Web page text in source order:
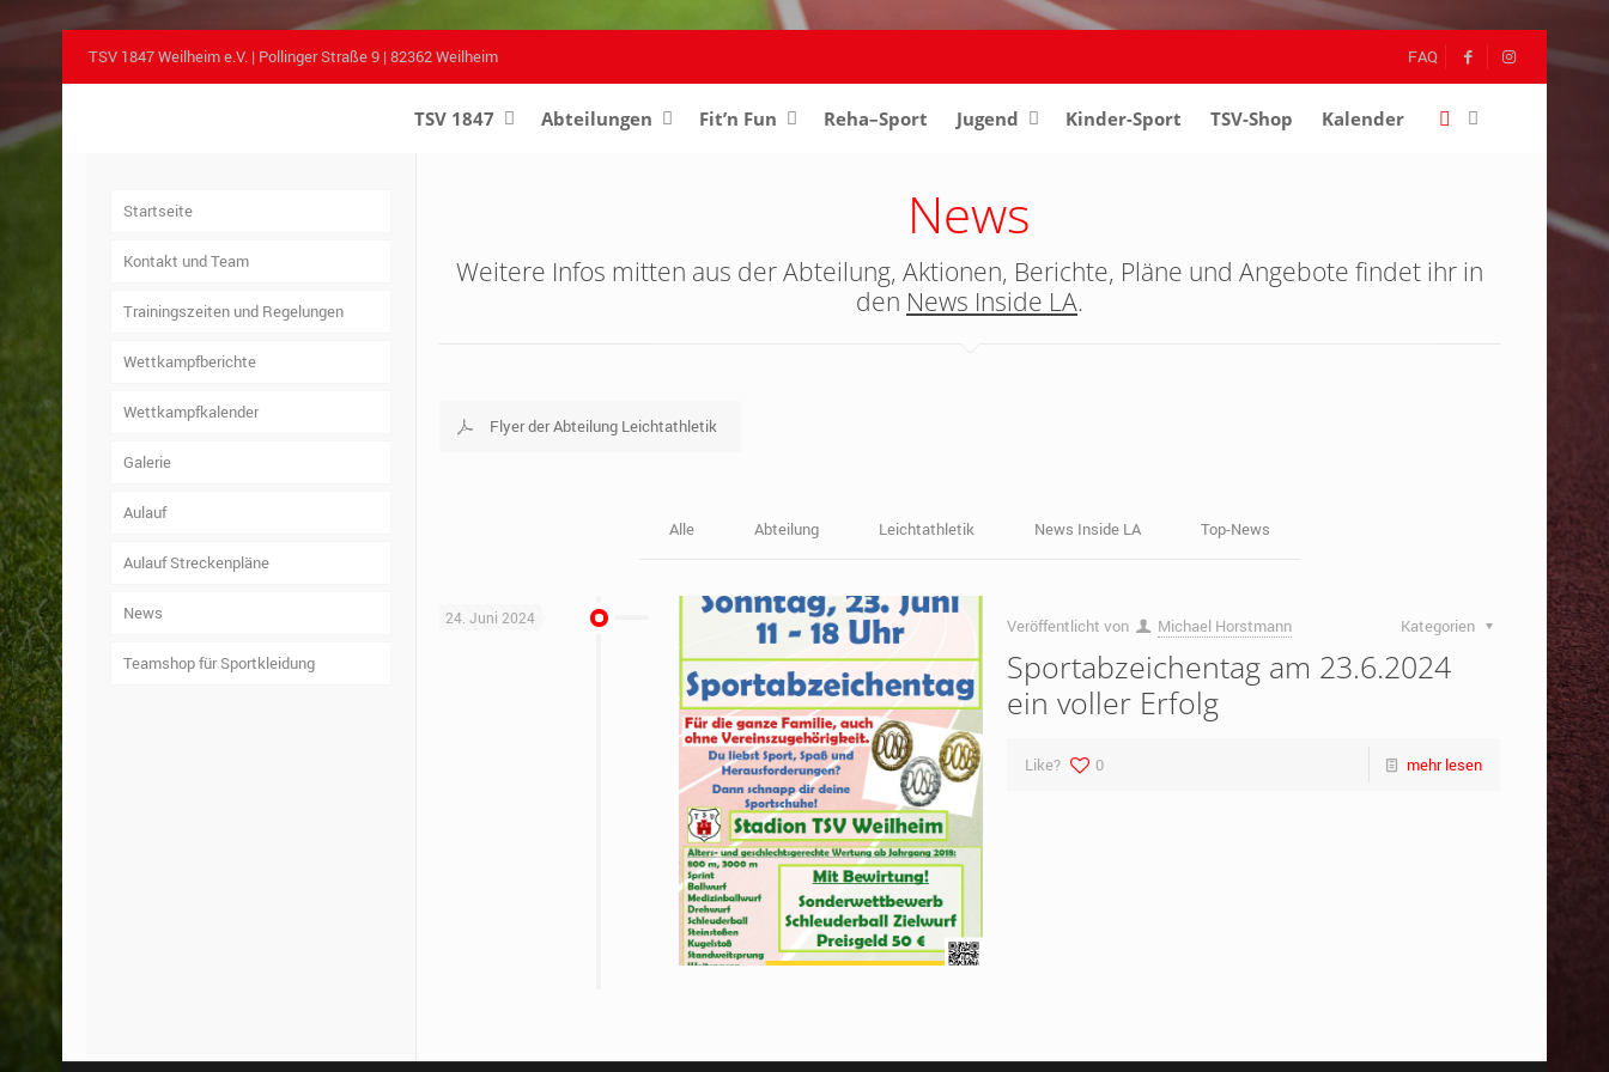
TSV 1847 Weilheim e.V. | Pollinger Straße 9 | 82362 Weilheim FAQ
TSV 1847 Abteilungen Fit’n Fun Reha–Sport Jugend Kinder-Sport TSV-Shop Kalender–
News
Weitere Infos mitten aus der Abteilung, Aktionen, Berichte, Pläne und Angebote findet ihr in
den News Inside LA.
Flyer der Abteilung Leichtathletik
Alle Abteilung Leichtathletik News Inside LA Top-News
24. Juni 2024 Veröffentlicht von Michael Horstmann Kategorien
Sportabzeichentag am 23.6.2024
ein voller Erfolg
Like? 0 mehr lesen
Startseite
Kontakt und Team
Trainingszeiten und Regelungen
Wettkampfberichte
Wettkampfkalender
Galerie
Aulauf
Aulauf Streckenpläne
News
Teamshop für Sportkleidung